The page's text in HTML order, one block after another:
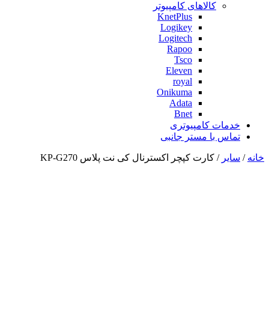
کالاهای کامپیوتر
KnetPlus
Logikey
Logitech
Rapoo
Tsco
Eleven
royal
Onikuma
Adata
Bnet
خدمات کامپیوتری
تماس با مستر جانبی
خانه / سایر / کارت کپچر اکسترنال کی نت پلاس KP-G270